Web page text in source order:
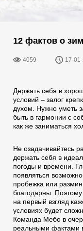
12 фактов о
4059 17-
Держать себя в
условий – залог
духом. Нужно уметь
быть в гармонии с
как же заниматься
Не озадачивайтесь
держать себя в
погоды и времени.
появляться
пробежка или
благодарны.
на первый взгляд
условиях будет
Команда Мебо в
реальными фактами